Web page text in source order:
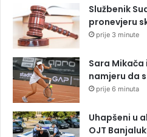
Službenik
pronevjeru
prije 3 minute
Sara
namjeru da
prije 6 minuta
Uhapšeni u
OJT